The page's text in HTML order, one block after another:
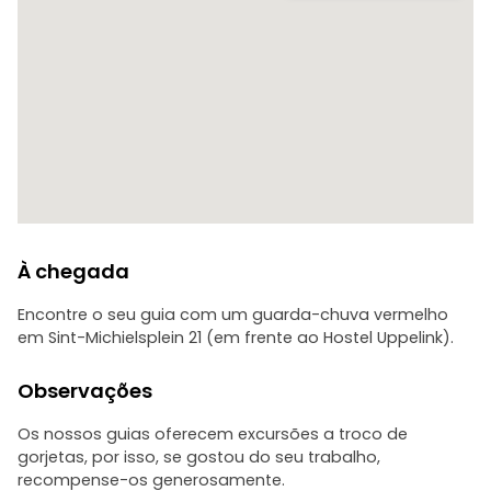
À chegada
Encontre o seu guia com um guarda-chuva vermelho
em Sint-Michielsplein 21 (em frente ao Hostel Uppelink).
Observações
Os nossos guias oferecem excursões a troco de
gorjetas, por isso, se gostou do seu trabalho,
recompense-os generosamente.